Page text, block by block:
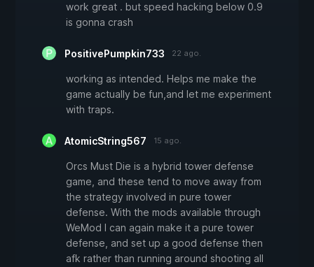
work great . but speed hacking below 0.9
is gonna crash
PositivePumpkin733 22 ago.
working as intended. Helps me make the
game actually be fun,and let me experiment
with traps.
AtomicString567 15 ago.
Orcs Must Die is a hybrid tower defense
game, and these tend to move away from
the strategy involved in pure tower
defense. With the mods available through
WeMod I can again make it a pure tower
defense, and set up a good defense then
afk rather than running around shooting all